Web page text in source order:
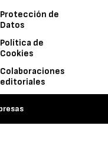
Protección de
Datos
Política de
Cookies
Colaboraciones
editoriales